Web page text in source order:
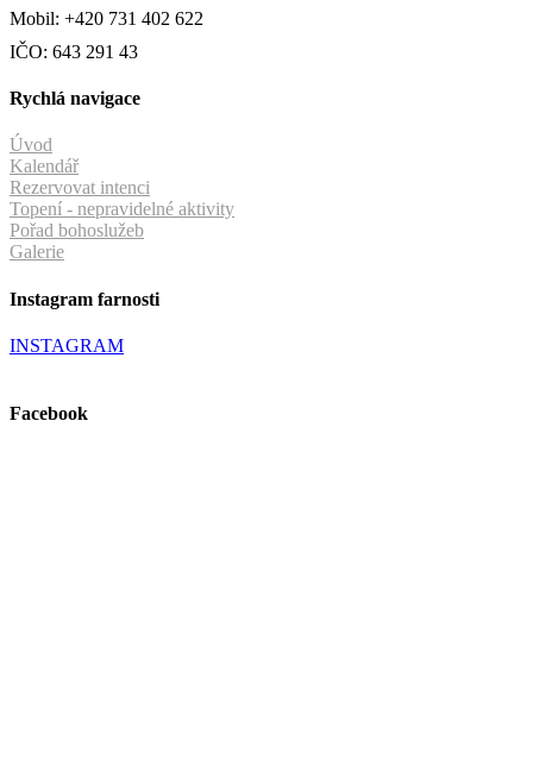
Mobil: +420 731 402 622
IČO: 643 291 43
Rychlá navigace
Úvod
Kalendář
Rezervovat intenci
Topení - nepravidelné aktivity
Pořad bohoslužeb
Galerie
Instagram farnosti
INSTAGRAM
Facebook